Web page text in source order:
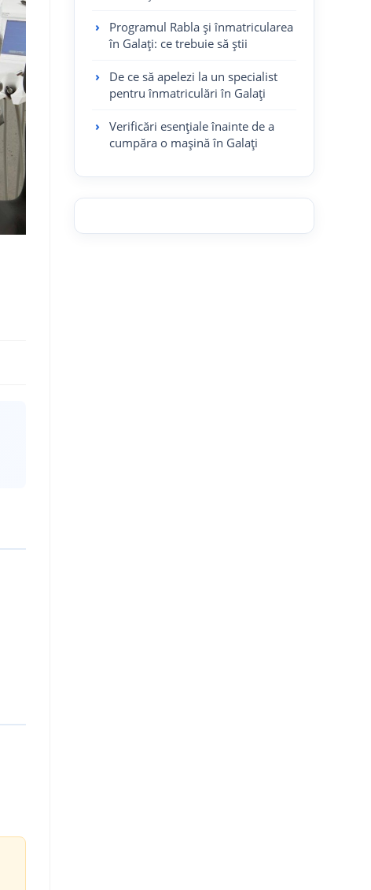
Programul Rabla și înmatricularea
în Galați: ce trebuie să știi
De ce să apelezi la un specialist
pentru înmatriculări în Galați
Verificări esențiale înainte de a
cumpăra o mașină în Galați